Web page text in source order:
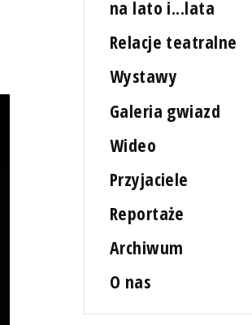
na lato i...lata
Relacje teatralne
Wystawy
Galeria gwiazd
Wideo
Przyjaciele
Reportaże
Archiwum
O nas